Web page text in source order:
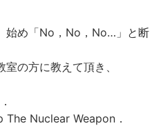
始め「No，No，No…」と断
の方に教えて頂き、
Nuclear Weapon．